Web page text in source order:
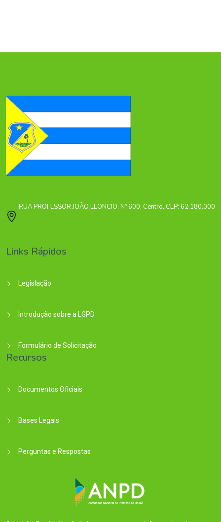
RUA PROFESSOR JOÃO LEONCIO, Nº 600, Centro, CEP: 62.180.000
Links Rápidos
Legislação
Introdução sobre a LGPD
Formulário de Solicitação
Recursos
Documentos Oficiais
Bases Legais
Perguntas e Respostas